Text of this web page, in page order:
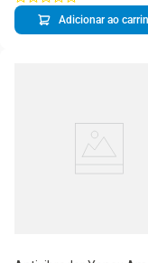
Adicionar ao